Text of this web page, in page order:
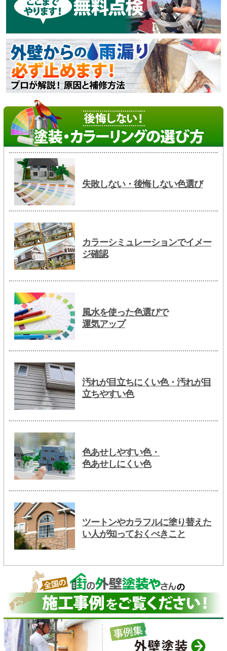
失敗しない・後悔しない色選び
カラーシミュレーションでイメー
ジ確認
風水を使った色選びで
運気アップ
汚れが目立ちにくい色・汚れが目
立ちやすい色
色あせしやすい色・
色あせしにくい色
ツートンやカラフルに塗り替えた
い人が知っておくべきこと